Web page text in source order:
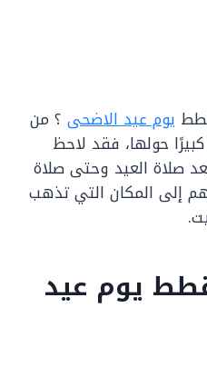
يوم عيد الاضحى ؟ من
كبيرًا حولها، فقد لاحظ
صلاة العيد وحتى صلاة
إلى المكان التي تذهب
يوم عيد